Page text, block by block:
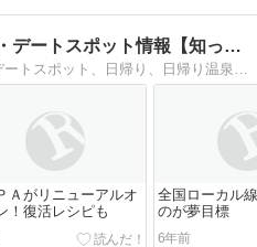
カップル・家族・子供・デートスポット情報【知って得する情報…
恋する２人、家族のためのデートスポット、日帰り、日帰り温泉、ドライブコースを、沖縄から北海道まで情報満載で紹介
Ａがリニューアルオ
！復活レシピも
全国ローカル
のが夢目標
6年前